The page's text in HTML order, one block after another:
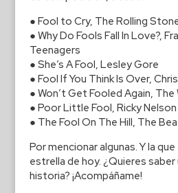
● Fool to Cry, The Rolling
● Why Do Fools Fall In Love?,
Teenagers
● She’s A Fool, Lesley Gore
● Fool If You Think Is Over,
● Won’t Get Fooled Again, The
● Poor Little Fool, Ricky Nelson
● The Fool On The Hill, The
Por mencionar algunas. Y la
estrella de hoy. ¿Quieres
historia? ¡Acompáñame!